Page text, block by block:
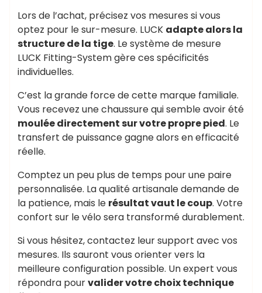
Lors de l’achat, précisez vos mesures si vous
optez pour le sur-mesure. LUCK adapte alors la
structure de la tige. Le système de mesure
LUCK Fitting-System gère ces spécificités
individuelles.
C’est la grande force de cette marque familiale.
Vous recevez une chaussure qui semble avoir été
moulée directement sur votre propre pied. Le
transfert de puissance gagne alors en efficacité
réelle.
Comptez un peu plus de temps pour une paire
personnalisée. La qualité artisanale demande de
la patience, mais le résultat vaut le coup. Votre
confort sur le vélo sera transformé durablement.
Si vous hésitez, contactez leur support avec vos
mesures. Ils sauront vous orienter vers la
meilleure configuration possible. Un expert vous
répondra pourvalider votre choix technique